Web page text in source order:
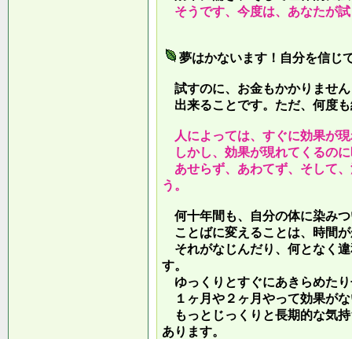
そうです、今度は、あなたが
夢はかないます！自分を信じ
試すのに、お金もかかりませ
出来ることです。ただ、何度
人によっては、すぐに効果が
しかし、効果が現れてくるの
あせらず、あわてず、そして
う。
何十年間も、自分の体に染み
ことばに変えることは、時間
それがなじんだり、何となく
す。
ゆっくりとすぐにあきらめた
１ヶ月や２ヶ月やって効果が
もっとじっくりと長期的な気
あります。